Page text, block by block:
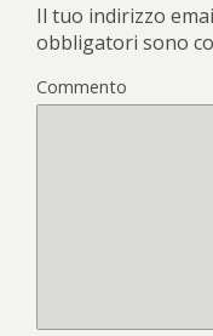
Il tuo indirizzo
obbligatori sono
Commento